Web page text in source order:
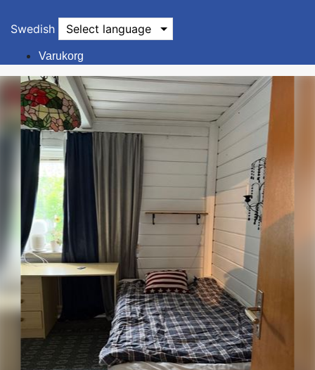
Swedish Select language
Varukorg